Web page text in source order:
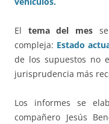
El tema del mes
compleja: Estado
de los supuestos no
jurisprudencia más
Los informes se
compañero Jesús